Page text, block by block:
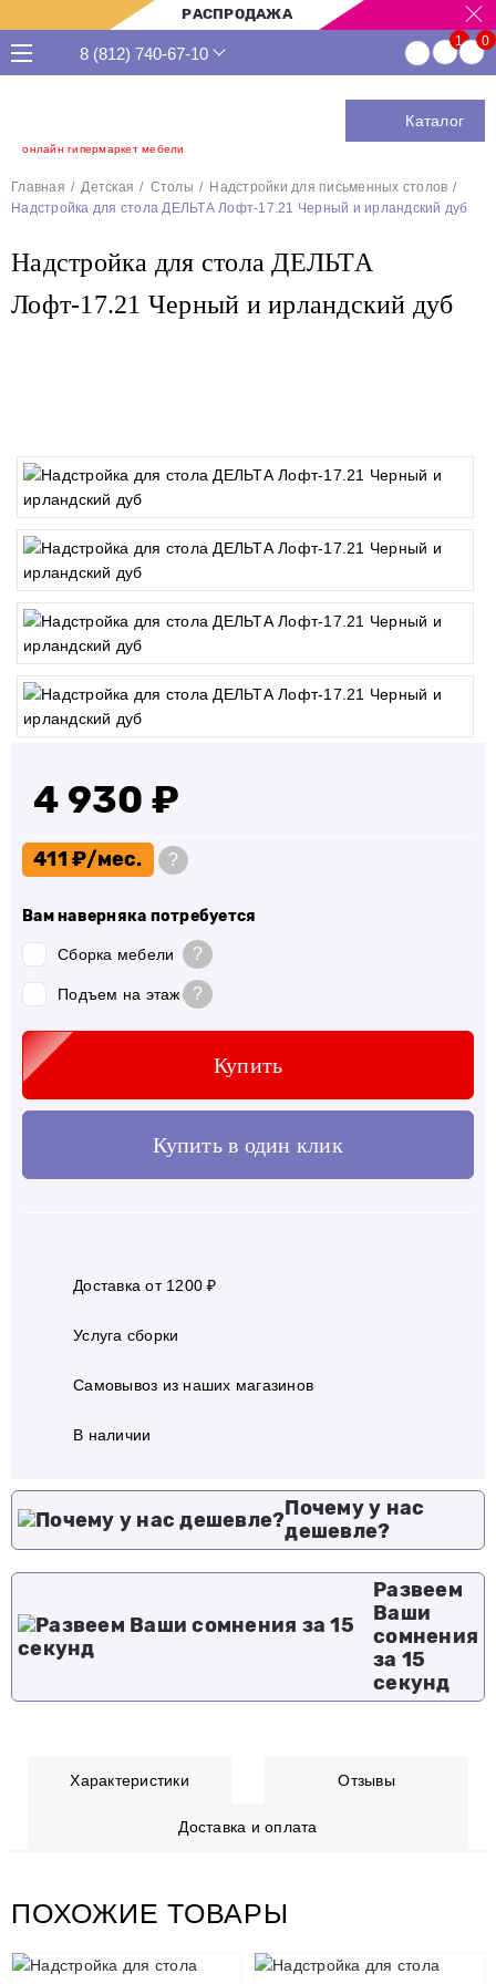
РАСПРОДАЖА
онлайн гипермаркет мебели
8 (812) 740-67-10
Каталог
Главная Детская Столы
Надстройки для письменных столов
Надстройка для стола ДЕЛЬТА Лофт-17.21 Черный и ирландский дуб
Надстройка для стола ДЕЛЬТА
Лофт-17.21 Черный и ирландский дуб
4 930 ₽
411 ₽ ?
Вам наверняка потребуется
Сборка мебели ?
Подъем на этаж ?
Купить
Купить в один клик
Доставка от 1200 ₽
Услуга сборки
Самовывоз из наших магазинов
В наличии
Почему у нас
дешевле?
Развеем
Ваши
сомнения
за 15
секунд
Характеристики Отзывы
Доставка и оплата
ПОХОЖИЕ ТОВАРЫ